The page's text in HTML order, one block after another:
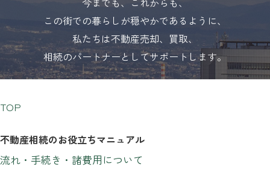
この街での暮らしが穏やかであるように、
私たちは不動産売却、買取、
相続のパートナーとしてサポートします。
TOP
不動産相続のお役立ちマニュアル
流れ・手続き・諸費用について